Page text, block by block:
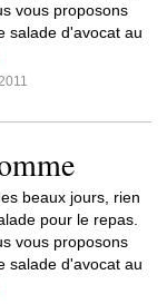
vous proposons
salade d'avocat au
beaux jours, rien
pour le repas.
vous proposons
salade d'avocat au